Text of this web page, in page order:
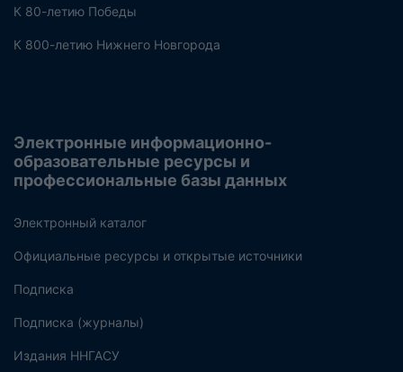
К 80-летию Победы
К 800-летию Нижнего Новгорода
Электронные информационно-
образовательные ресурсы и
профессиональные базы данных
Электронный каталог
Официальные ресурсы и открытые источники
Подписка
Подписка (журналы)
Издания ННГАСУ